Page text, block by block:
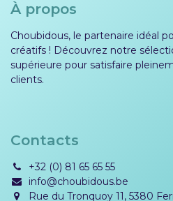
À propos
Choubidous, le partenaire idéal
créatifs ! Découvrez notre
supérieure pour satisfaire
clients.
Contacts
+32 (0) 81 65 65 55
info@choubidous.be
Rue du Tronquoy 11, 5380